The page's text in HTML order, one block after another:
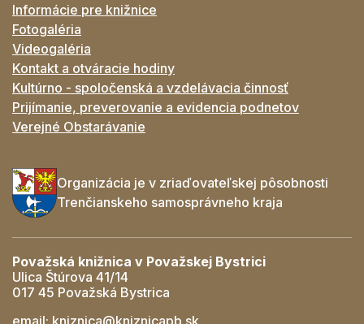
Informácie pre knižnice
Fotogaléria
Videogaléria
Kontakt a otváracie hodiny
Kultúrno - spoločenská a vzdelávacia činnosť
Prijímanie, preverovanie a evidencia podnetov
Verejné Obstarávanie
Organizácia je v zriaďovateľskej pôsobnosti
Trenčianskeho samosprávneho kraja
Považská knižnica v Považskej Bystrici
Ulica Štúrova 41/14
017 45 Považská Bystrica
email: kniznica@kniznicapb.sk